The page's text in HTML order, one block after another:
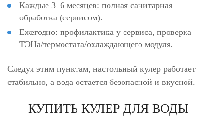
Каждые 3–6 месяцев: полная санитарная
обработка (сервисом).
Ежегодно: профилактика у сервиса, проверка
ТЭНа/термостата/охлаждающего модуля.
Следуя этим пунктам, настольный кулер работает
стабильно, а вода остается безопасной и вкусной.
КУПИТЬ КУЛЕР ДЛЯ ВОДЫ